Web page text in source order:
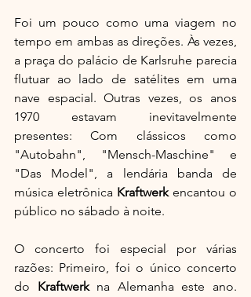
Foi um pouco como uma viagem no
tempo em ambas as direções. Às vezes,
a praça do palácio de Karlsruhe parecia
flutuar ao lado de satélites em uma
nave espacial. Outras vezes, os anos
1970 estavam inevitavelmente
presentes: Com clássicos como
"Autobahn", "Mensch-Maschine" e
"Das Model", a lendária banda de
música eletrônica Kraftwerk encantou o
público no sábado à noite.
O concerto foi especial por várias
razões: Primeiro, foi o único concerto
do Kraftwerk na Alemanha este ano.